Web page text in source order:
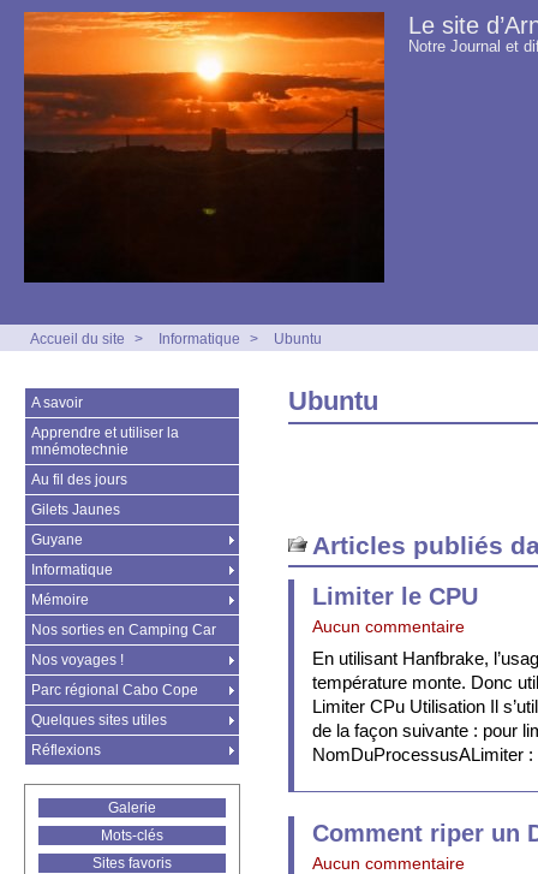
Le site
Notre Journal et
Accueil du site > Informatique > Ubuntu
Ubuntu
Articles publiés
Limiter le CPU
Aucun commentaire
En utilisant Hanfbrake,
température monte. Donc
Limiter CPu Utilisation Il
de la façon suivante : pour
Comment riper un
Aucun commentaire
A savoir
Apprendre et utiliser la
mnémotechnie
Au fil des jours
Gilets Jaunes
Guyane
Informatique
Mémoire
Nos sorties en Camping Car
Nos voyages !
Parc régional Cabo Cope
Quelques sites utiles
Réflexions
Galerie
Mots-clés
Sites favoris